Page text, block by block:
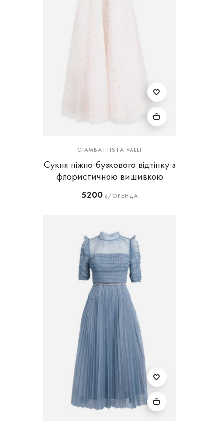
GIAMBATTISTA VALLI
Сукня ніжно-бузкового відтінку з
флористичною вишивкою
5200₴/ОРЕНДА